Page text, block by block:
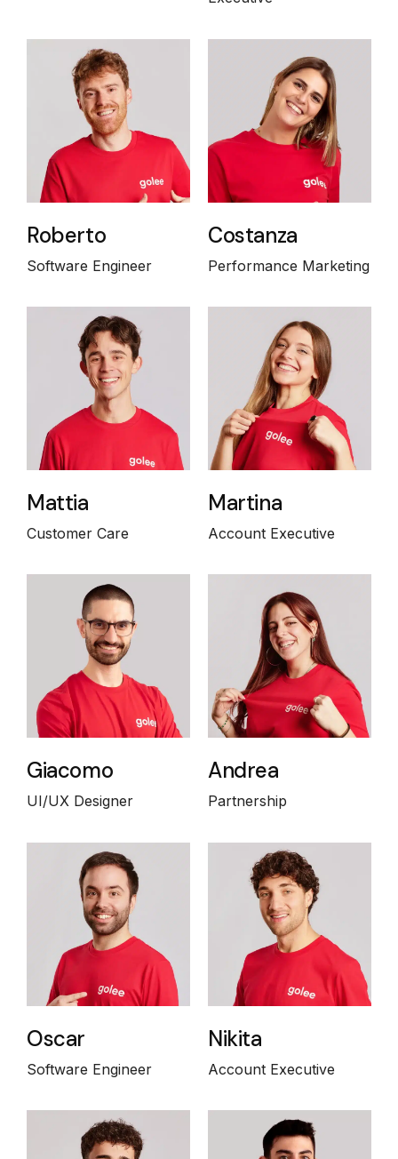
Roberto
Software Engineer
Costanza
Performance Marketing
Mattia
Customer Care
Martina
Account Executive
Giacomo
UI/UX Designer
Andrea
Partnership
Oscar
Software Engineer
Nikita
Account Executive